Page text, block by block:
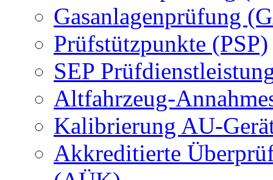
Gasanlagenprüfung
Prüfstützpunkte (PSP)
SEP
Altfahrzeug-
Kalibrierung AU-
Akkreditierte